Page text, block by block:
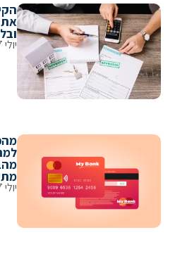
הקיץ כבר
את עונת
ובלי
יולי 7, 2026
מהפכת
למה
מהבנק
יולי 7, 2026